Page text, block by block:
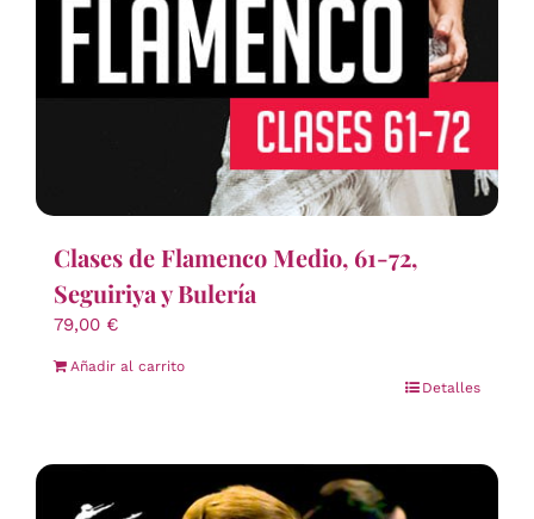
Clases de Flamenco Medio, 61-72,
Seguiriya y Bulería
79,00 €
Añadir al carrito
Detalles